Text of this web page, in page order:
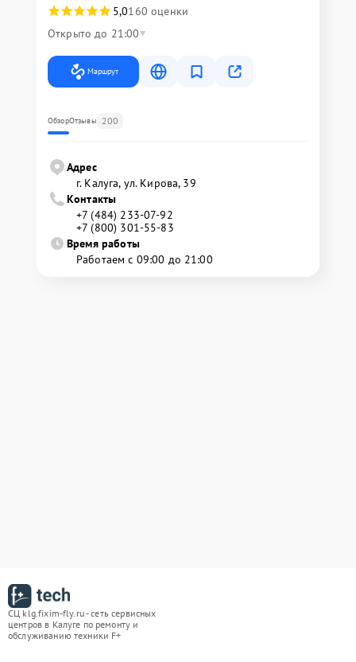
5,0160 оценки
Открыто до 21:00
Маршрут
ОбзорОтзывы 200
Адрес
г. Калуга, ул. Кирова, 39
Контакты
+7 (484) 233-07-92
+7 (800) 301-55-83
Время работы
Работаем с 09:00 до 21:00
СЦ klg.fixim-fly.ru - сеть сервисных
центров в Калуге по ремонту и
обслуживанию техники F+